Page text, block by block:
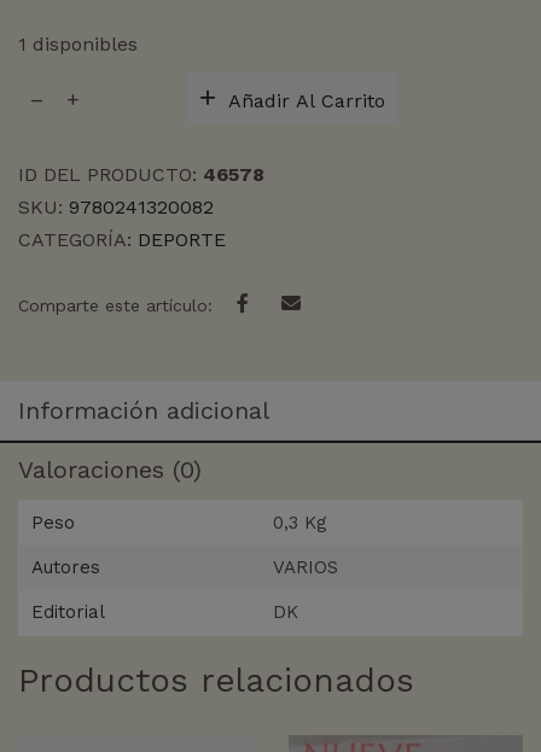
1 disponibles
LIBRO
BICICLETA.
LA
HISTORIA
Añadir Al Carrito
ID DEL PRODUCTO: 46578
SKU: 9780241320082
CATEGORÍA: DEPORTE
Comparte este artículo:
Información adicional
Valoraciones (0)
Peso 0,3 Kg
Autores VARIOS
Editorial DK
Productos relacionados